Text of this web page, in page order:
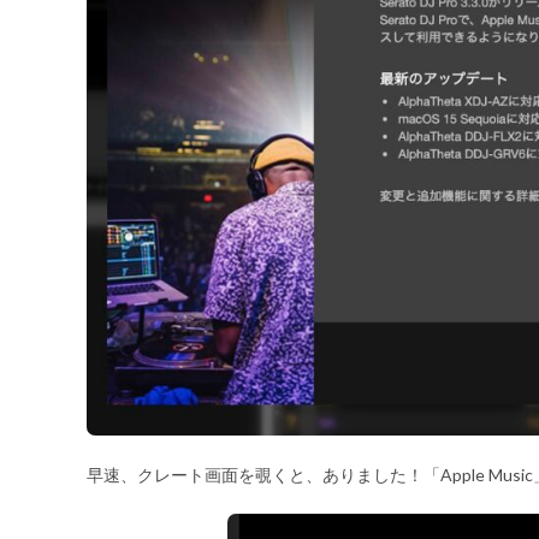
早速、クレート画面を覗くと、ありました！「Apple Music